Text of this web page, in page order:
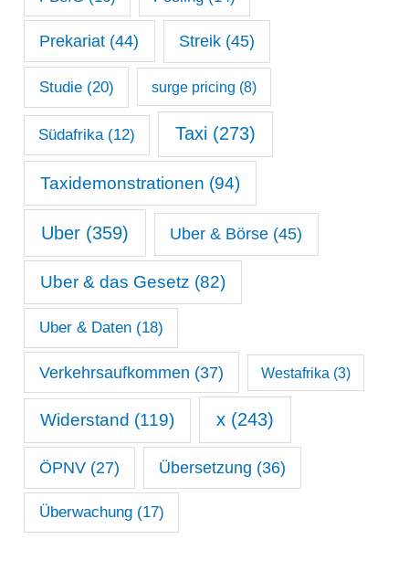
Prekariat (44) Streik(45)
Studie(20) surge pricing (8)
Südafrika(12) Taxi (273)
Taxidemonstrationen (94)
Uber (359) Uber & Börse (45)
Uber & das Gesetz (82)
Uber & Daten(18)
Verkehrsaufkommen (37) Westafrika (3)
Widerstand (119) x(243)
ÖPNV(27) Übersetzung (36)
Überwachung(17)